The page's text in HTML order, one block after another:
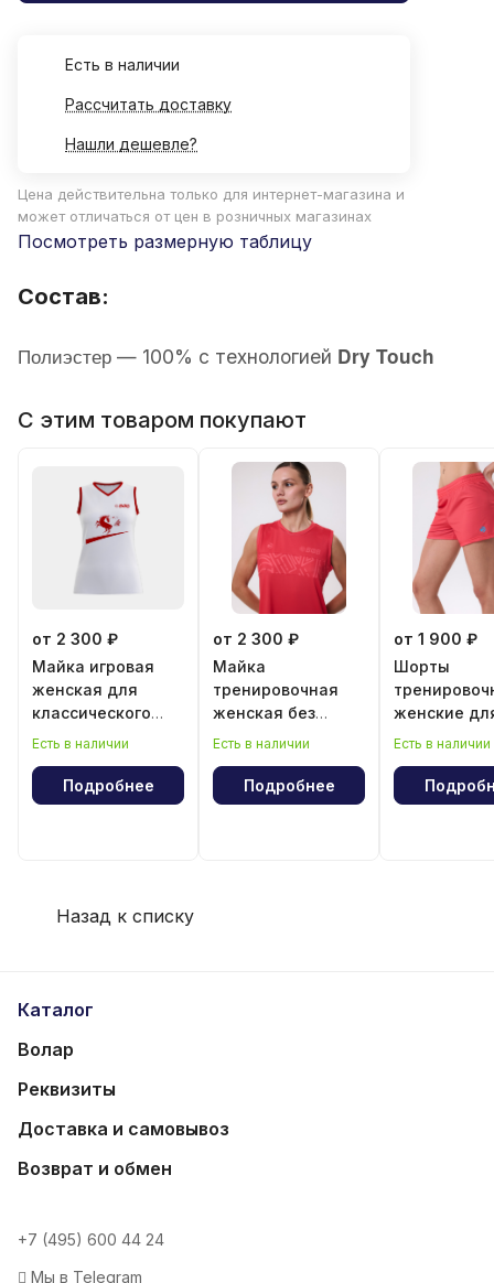
Есть в наличии
Рассчитать доставку
Нашли дешевле?
Цена действительна только для интернет-магазина и
может отличаться от цен в розничных магазинах
Посмотреть размерную таблицу
Состав:
Полиэстер — 100% с технологией Dry Touch
С этим товаром покупают
от 2 300 ₽
Майка игровая
женская для
классического
волейбола "Год
Есть в наличии
Подробнее
от 2 300 ₽
Майка
тренировочная
женская без
рукава
Есть в наличии
Подробнее
от 1 900 ₽
Шорты
женские
Есть в наличии
Назад к списку
Каталог
Волар
Реквизиты
Доставка и самовывоз
Возврат и обмен
+7 (495) 600 44 24
Мы в Telegram